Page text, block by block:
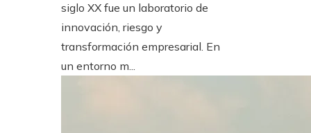
siglo XX fue un laboratorio de
innovación, riesgo y
transformación empresarial. En
un entorno m...